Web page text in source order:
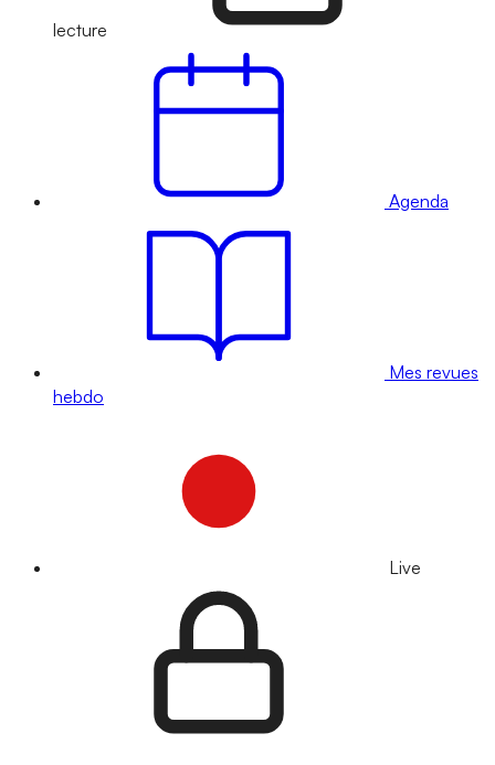
lecture
Agenda
Mes revues
hebdo
Live